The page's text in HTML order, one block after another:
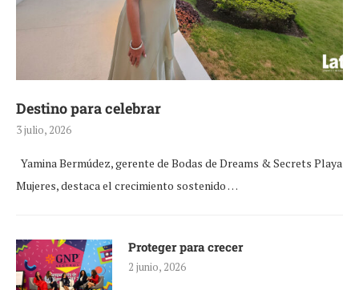
Destino para celebrar
3 julio, 2026
Yamina Bermúdez, gerente de Bodas de Dreams & Secrets Playa
Mujeres, destaca el crecimiento sostenido …
Proteger para crecer
2 junio, 2026